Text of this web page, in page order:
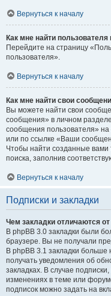
Вернуться к началу
Как мне найти
Перейдите на страницу
пользователя».
Вернуться к началу
Как мне найти свои
Вы можете найти свои
сообщения» в личном
сообщения пользователя»
или по ссылке «Ваши
Чтобы найти созданные вами
поиска, заполнив
Вернуться к началу
Подписки и закладки
Чем закладки отличаются
В phpBB 3.0 закладки были
браузере. Вы не получали
В phpBB 3.1 закладки
получать уведомления об
закладках. В случае
изменениях в теме или
подписок можно задать на